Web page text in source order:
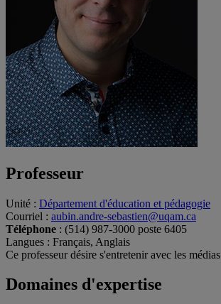
Professeur
Unité : Département d'éducation et pédagogie
Courriel : aubin.andre-sebastien@uqam.ca
Téléphone : (514) 987-3000 poste 6405
Langues : Français, Anglais
Ce professeur désire s'entretenir avec les médias
Domaines d'expertise